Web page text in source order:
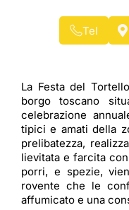
Tel
La Festa del
borgo toscano
celebrazione
tipici e amati della
prelibatezza,
lievitata e farcita
porri, e spezie,
rovente che le
affumicato e una